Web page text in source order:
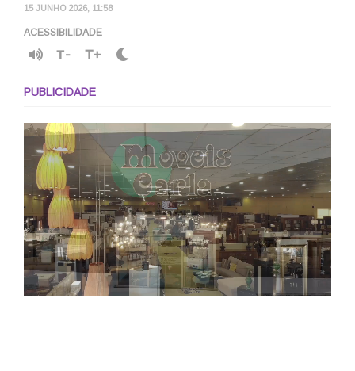
15 JUNHO 2026, 11:58
ACESSIBILIDADE
T- T+
PUBLICIDADE